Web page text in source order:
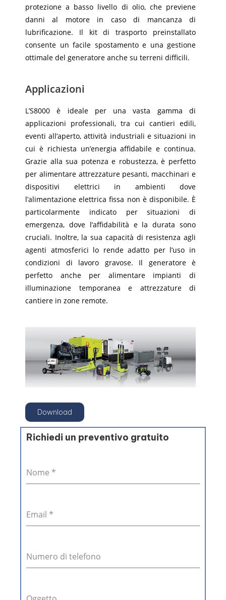
protezione a basso livello di olio, che previene
danni al motore in caso di mancanza di
lubrificazione. Il kit di trasporto preinstallato
consente un facile spostamento e una gestione
ottimale del generatore anche su terreni difficili.
Applicazioni
L’S8000 è ideale per una vasta gamma di
applicazioni professionali, tra cui cantieri edili,
eventi all’aperto, attività industriali e situazioni in
cui è richiesta un’energia affidabile e continua.
Grazie alla sua potenza e robustezza, è perfetto
per alimentare attrezzature pesanti, macchinari e
dispositivi elettrici in ambienti dove
l’alimentazione elettrica fissa non è disponibile. È
particolarmente indicato per situazioni di
emergenza, dove l’affidabilità e la durata sono
cruciali. Inoltre, la sua capacità di resistenza agli
agenti atmosferici lo rende adatto per l’uso in
condizioni di lavoro gravose. Il generatore è
perfetto anche per alimentare impianti di
illuminazione temporanea e attrezzature di
cantiere in zone remote.
Download
Richiedi un preventivo gratuito
Nome *
Email *
Numero di telefono